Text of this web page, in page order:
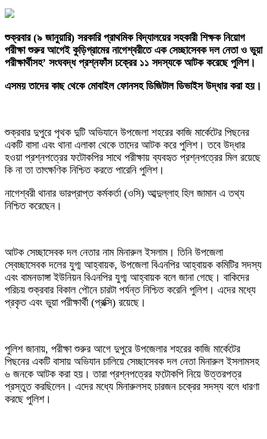
শুক্রবার (৯ জানুয়ারি) সরকারি প্রাথমিক বিদ্যালয়ের সহকারী শিক্ষক নিয়োগ
পরীক্ষা শুরুর আগেই কুড়িগ্রামের নাগেশ্বরীতে এক সেচ্ছাসেবক দল নেতা ও ভুয়া
পরীক্ষার্থীসহ’ সংঘবদ্ধ প্রশ্নফাঁস চক্রের ১১ সদস্যকে আটক করেছে পুলিশ।
এসময় তাদের কাছ থেকে মোবাইল ফোনসহ ডিজিটাল ডিভাইস উদ্ধার করা হয়।
‎শুক্রবার দুপুরে পৃথক দুটি অভিযানে উপজেলা শহরের কাজি মার্কেটের পিছনের
একটি বাসা এবং থানা এলাকা থেকে তাদের আটক করে পুলিশ। তবে উদ্ধার
হওয়া প্রশ্নপত্রের ফটোকপির সাথে পরীক্ষায় ব্যবহৃত প্রশ্নপত্রের মিল রয়েছে
কি না তা তাৎক্ষণিক নিশ্চিত করতে পারেনি পুলিশ।
‎নাগেশ্বরী থানার ভারপ্রাপ্ত কর্মকর্তা (ওসি) আব্দুল্লাহ হিল জামান এ তথ্য
নিশ্চিত করেছেন।
‎আটক সেচ্ছাসেবক দল নেতার নাম মিনারুল ইসলাম। তিনি উপজেলা
স্বেচ্ছাসেবক দলের যুগ্ম আহ্বায়ক, উপজেলা বিএনপির আহ্বায়ক কমিটির সদস্য
এবং বামনডাঙ্গা ইউনিয়ন বিএনপির যুগ্ম আহ্বায়ক বলে জানা গেছে। বাকিদের
পরিচয় শুক্রবার বিকাল পৌনে চারটা পর্যন্ত নিশ্চিত করেনি পুলিশ। এদের মধ্যে
প্রকৃত এবং ভুয়া পরীক্ষার্থী (প্রক্সি) রয়েছে।
‎পুলিশ জানায়, পরীক্ষা শুরুর আগে দুপুরে উপজেলার শহরের কাজি মার্কেটের
পিছনের একটি বাসায় অভিযান চালিয়ে সেচ্ছাসেবক দল নেতা মিনারুল ইসলামসহ
৬ জনকে আটক করা হয়। তারা প্রশ্নপত্রের ফটোকপি নিয়ে উত্তরপত্র
প্রস্তুত করছিলেন। এদের মধ্যে মিনারুলসহ চারজন চক্রের সদস্য বলে ধারণা
করছে পুলিশ।